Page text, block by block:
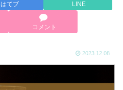
はてブ LINE
コメント
2023.12.08